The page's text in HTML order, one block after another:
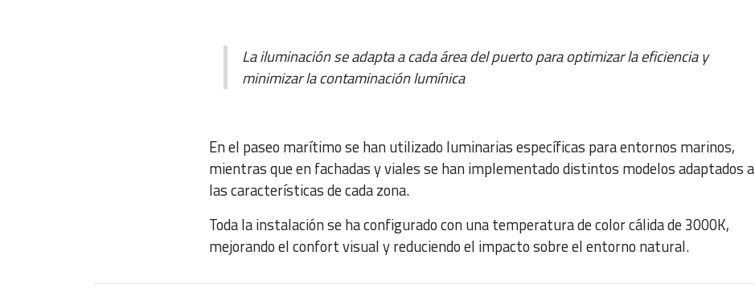
La iluminación se adapta a cada área del puerto para optimizar la eficiencia y
minimizar la contaminación lumínica
En el paseo marítimo se han utilizado luminarias específicas para entornos marinos,
mientras que en fachadas y viales se han implementado distintos modelos adaptados a
las características de cada zona.
Toda la instalación se ha configurado con una temperatura de color cálida de 3000K,
mejorando el confort visual y reduciendo el impacto sobre el entorno natural.